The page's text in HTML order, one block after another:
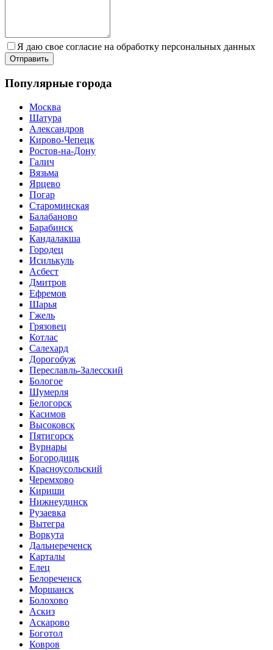
Я даю свое согласие на обработку персональных данных
Популярные города
Москва
Шатура
Александров
Кирово-Чепецк
Ростов-на-Дону
Галич
Вязьма
Ярцево
Погар
Староминская
Балабаново
Барабинск
Кандалакша
Городец
Исилькуль
Асбест
Дмитров
Ефремов
Шарья
Гжель
Грязовец
Котлас
Салехард
Дорогобуж
Переславль-Залесский
Бологое
Шумерля
Белогорск
Касимов
Высоковск
Пятигорск
Вурнары
Богородицк
Красноусольский
Черемхово
Кириши
Нижнеудинск
Рузаевка
Вытегра
Воркута
Дальнереченск
Карталы
Елец
Белореченск
Моршанск
Болохово
Аскиз
Аскарово
Боготол
Ковров